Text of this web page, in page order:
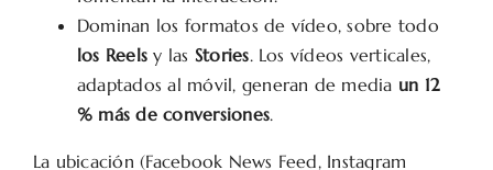
Dominan los formatos de vídeo, sobre todo
los Reels y las Stories. Los vídeos verticales,
adaptados al móvil, generan de media un 12
% más de conversiones.
La ubicación (Facebook News Feed, Instagram